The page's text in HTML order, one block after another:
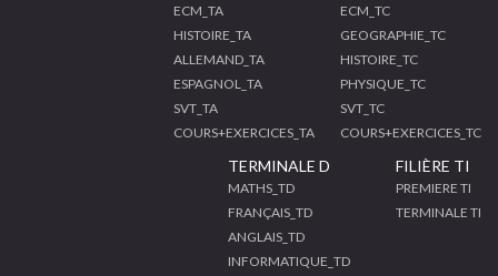
ECM_TA
HISTOIRE_TA
ALLEMAND_TA
ESPAGNOL_TA
SVT_TA
COURS+EXERCICES_TA
ECM_TC
GEOGRAPHIE_TC
HISTOIRE_TC
PHYSIQUE_TC
SVT_TC
COURS+EXERCICES_TC
TERMINALE D
MATHS_TD
FRANÇAIS_TD
ANGLAIS_TD
INFORMATIQUE_TD
FILIÈRE TI
PREMIERE TI
TERMINALE TI